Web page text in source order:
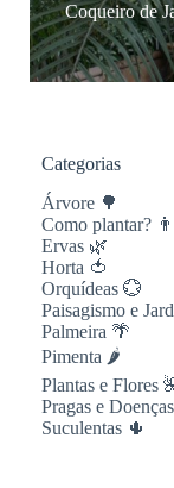
Coqueiro de
Categorias
Árvore 🌳
Como plantar?
Ervas 🌿
Horta 🍅
Orquídeas 💮
Paisagismo e
Palmeira 🌴
Pimenta 🌶
Plantas e Flores
Pragas e
Suculentas 🌵